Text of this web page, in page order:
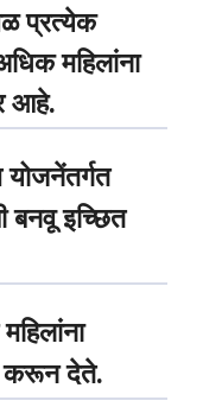
प्रत्येक
महिलांना
आहे.
बनवू इच्छित
करून देते.